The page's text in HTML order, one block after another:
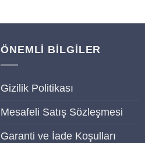
ÖNEMLİ BİLGİLER
Gizilik Politikası
Mesafeli Satış Sözleşmesi
Garanti ve İade Koşulları